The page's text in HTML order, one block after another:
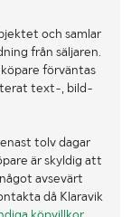
och samlar
från säljaren.
förväntas
text-, bild-
tolv dagar
är skyldig att
avsevärt
då Klaravik